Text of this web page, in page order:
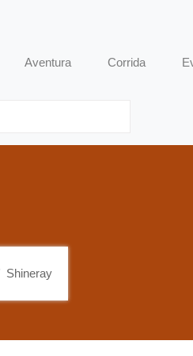
Aventura Corrida
Shineray